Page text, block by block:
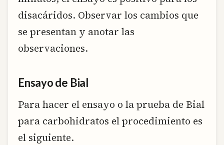
disacáridos. Observar los cambios que
se presentan y anotar las
observaciones.
Ensayo de Bial
Para hacer el ensayo o la prueba de Bial
para carbohidratos el procedimiento es
el siguiente.